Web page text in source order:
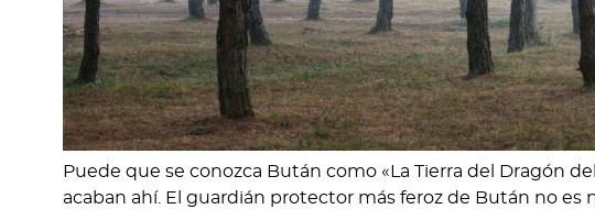
Puede que se conozca Bután como «La Tierra del Dragón
acaban ahí. El guardián protector más feroz de Bután no es